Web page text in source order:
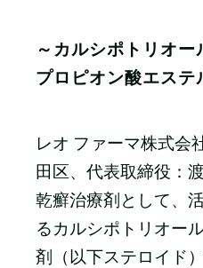
～カルシポトリオ
プロピオン酸エステ
レオ ファーマ株式会
田区、代表取締役：
乾癬治療剤として、
るカルシポトリオー
剤（以下ステロイド